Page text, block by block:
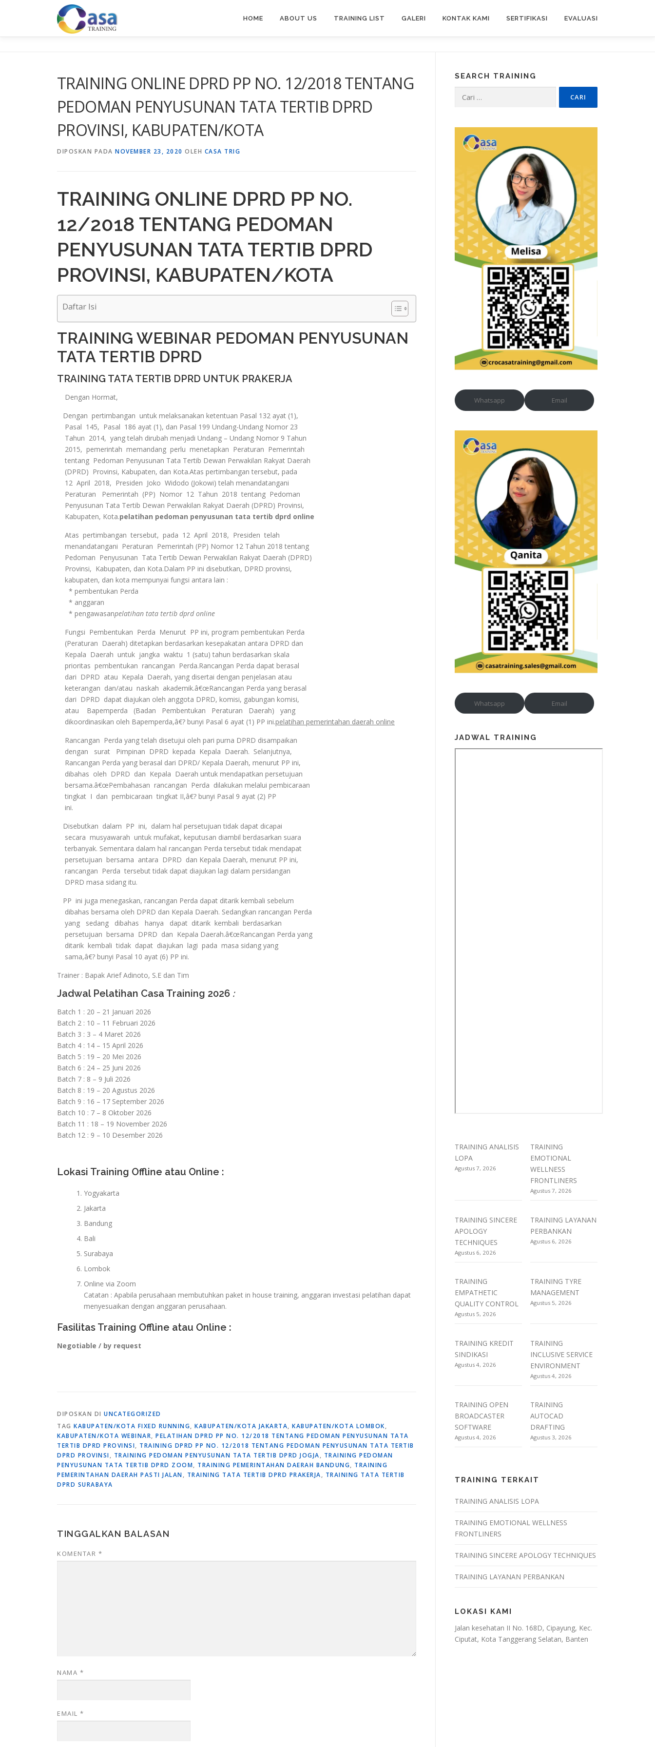
HOME ABOUT US TRAINING LIST GALERI KONTAK KAMI SERTIFIKASI EVALUASI
TRAINING ONLINE DPRD PP NO. 12/2018 TENTANG
PEDOMAN PENYUSUNAN TATA TERTIB DPRD
PROVINSI, KABUPATEN/KOTA
DIPOSKAN PADA NOVEMBER 23, 2020 OLEH CASA TRIG
TRAINING ONLINE DPRD PP NO.
12/2018 TENTANG PEDOMAN
PENYUSUNAN TATA TERTIB DPRD
PROVINSI, KABUPATEN/KOTA
Daftar Isi
TRAINING WEBINAR PEDOMAN PENYUSUNAN
TATA TERTIB DPRD
TRAINING TATA TERTIB DPRD UNTUK PRAKERJA
Dengan Hormat,
Dengan pertimbangan untuk melaksanakan ketentuan Pasal 132 ayat (1),
Pasal 145, Pasal 186 ayat (1), dan Pasal 199 Undang-Undang Nomor 23
Tahun 2014, yang telah dirubah menjadi Undang – Undang Nomor 9 Tahun
2015, pemerintah memandang perlu menetapkan Peraturan Pemerintah
tentang Pedoman Penyusunan Tata Tertib Dewan Perwakilan Rakyat Daerah
(DPRD) Provinsi, Kabupaten, dan Kota.Atas pertimbangan tersebut, pada
12 April 2018, Presiden Joko Widodo (Jokowi) telah menandatangani
Peraturan Pemerintah (PP) Nomor 12 Tahun 2018 tentang Pedoman
Penyusunan Tata Tertib Dewan Perwakilan Rakyat Daerah (DPRD) Provinsi,
Kabupaten, Kota.pelatihan pedoman penyusunan tata tertib dprd online
Atas pertimbangan tersebut, pada 12 April 2018, Presiden telah
menandatangani Peraturan Pemerintah (PP) Nomor 12 Tahun 2018 tentang
Pedoman Penyusunan Tata Tertib Dewan Perwakilan Rakyat Daerah (DPRD)
Provinsi, Kabupaten, dan Kota.Dalam PP ini disebutkan, DPRD provinsi,
kabupaten, dan kota mempunyai fungsi antara lain :
* pembentukan Perda
* anggaran
* pengawasanpelatihan tata tertib dprd online
Fungsi Pembentukan Perda Menurut PP ini, program pembentukan Perda
(Peraturan Daerah) ditetapkan berdasarkan kesepakatan antara DPRD dan
Kepala Daerah untuk jangka waktu 1 (satu) tahun berdasarkan skala
prioritas pembentukan rancangan Perda.Rancangan Perda dapat berasal
dari DPRD atau Kepala Daerah, yang disertai dengan penjelasan atau
keterangan dan/atau naskah akademik.â€œRancangan Perda yang berasal
dari DPRD dapat diajukan oleh anggota DPRD, komisi, gabungan komisi,
atau Bapemperda (Badan Pembentukan Peraturan Daerah) yang
dikoordinasikan oleh Bapemperda,â€? bunyi Pasal 6 ayat (1) PP ini.pelatihan pemerintahan daerah online
Rancangan Perda yang telah disetujui oleh pari purna DPRD disampaikan
dengan surat Pimpinan DPRD kepada Kepala Daerah. Selanjutnya,
Rancangan Perda yang berasal dari DPRD/ Kepala Daerah, menurut PP ini,
dibahas oleh DPRD dan Kepala Daerah untuk mendapatkan persetujuan
bersama.â€œPembahasan rancangan Perda dilakukan melalui pembicaraan
tingkat I dan pembicaraan tingkat II,â€? bunyi Pasal 9 ayat (2) PP
ini.
Disebutkan dalam PP ini, dalam hal persetujuan tidak dapat dicapai
secara musyawarah untuk mufakat, keputusan diambil berdasarkan suara
terbanyak. Sementara dalam hal rancangan Perda tersebut tidak mendapat
persetujuan bersama antara DPRD dan Kepala Daerah, menurut PP ini,
rancangan Perda tersebut tidak dapat diajukan lagi dalam persidangan
DPRD masa sidang itu.
PP ini juga menegaskan, rancangan Perda dapat ditarik kembali sebelum
dibahas bersama oleh DPRD dan Kepala Daerah. Sedangkan rancangan Perda
yang sedang dibahas hanya dapat ditarik kembali berdasarkan
persetujuan bersama DPRD dan Kepala Daerah.â€œRancangan Perda yang
ditarik kembali tidak dapat diajukan lagi pada masa sidang yang
sama,â€? bunyi Pasal 10 ayat (6) PP ini.
Trainer : Bapak Arief Adinoto, S.E dan Tim
Jadwal Pelatihan Casa Training 2026 :
Batch 1 : 20 – 21 Januari 2026
Batch 2 : 10 – 11 Februari 2026
Batch 3 : 3 – 4 Maret 2026
Batch 4 : 14 – 15 April 2026
Batch 5 : 19 – 20 Mei 2026
Batch 6 : 24 – 25 Juni 2026
Batch 7 : 8 – 9 Juli 2026
Batch 8 : 19 – 20 Agustus 2026
Batch 9 : 16 – 17 September 2026
Batch 10 : 7 – 8 Oktober 2026
Batch 11 : 18 – 19 November 2026
Batch 12 : 9 – 10 Desember 2026
Lokasi Training Offline atau Online :
Yogyakarta
Jakarta
Bandung
Bali
Surabaya
Lombok
Online via Zoom
Catatan : Apabila perusahaan membutuhkan paket in house training, anggaran investasi pelatihan dapat
menyesuaikan dengan anggaran perusahaan.
Fasilitas Training Offline atau Online :
Negotiable / by request
DIPOSKAN DI UNCATEGORIZED
TAG KABUPATEN/KOTA FIXED RUNNING, KABUPATEN/KOTA JAKARTA, KABUPATEN/KOTA LOMBOK,
KABUPATEN/KOTA WEBINAR, PELATIHAN DPRD PP NO. 12/2018 TENTANG PEDOMAN PENYUSUNAN TATA
TERTIB DPRD PROVINSI, TRAINING DPRD PP NO. 12/2018 TENTANG PEDOMAN PENYUSUNAN TATA TERTIB
DPRD PROVINSI, TRAINING PEDOMAN PENYUSUNAN TATA TERTIB DPRD JOGJA, TRAINING PEDOMAN
PENYUSUNAN TATA TERTIB DPRD ZOOM, TRAINING PEMERINTAHAN DAERAH BANDUNG, TRAINING
PEMERINTAHAN DAERAH PASTI JALAN, TRAINING TATA TERTIB DPRD PRAKERJA, TRAINING TATA TERTIB
DPRD SURABAYA
TINGGALKAN BALASAN
KOMENTAR *
NAMA *
EMAIL *
SEARCH TRAINING
untuk:
Whatsapp Email
Whatsapp Email
JADWAL TRAINING
TRAINING ANALISIS
LOPA
Agustus 7, 2026
TRAINING
EMOTIONAL
WELLNESS
FRONTLINERS
Agustus 7, 2026
TRAINING SINCERE
APOLOGY
TECHNIQUES
Agustus 6, 2026
TRAINING LAYANAN
PERBANKAN
Agustus 6, 2026
TRAINING
EMPATHETIC
QUALITY CONTROL
Agustus 5, 2026
TRAINING TYRE
MANAGEMENT
Agustus 5, 2026
TRAINING KREDIT
SINDIKASI
Agustus 4, 2026
TRAINING
INCLUSIVE SERVICE
ENVIRONMENT
Agustus 4, 2026
TRAINING OPEN
BROADCASTER
SOFTWARE
Agustus 4, 2026
TRAINING
AUTOCAD
DRAFTING
Agustus 3, 2026
TRAINING TERKAIT
TRAINING ANALISIS LOPA
TRAINING EMOTIONAL WELLNESS
FRONTLINERS
TRAINING SINCERE APOLOGY TECHNIQUES
TRAINING LAYANAN PERBANKAN
LOKASI KAMI
Jalan kesehatan II No. 168D, Cipayung, Kec.
Ciputat, Kota Tanggerang Selatan, Banten